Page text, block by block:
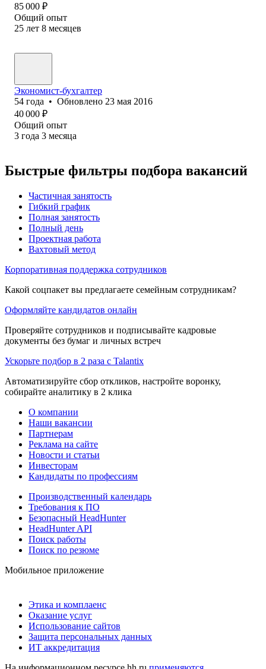
85 000 ₽
Общий опыт
25 лет 8 месяцев
Экономист-бухгалтер
54 года • Обновлено 23 мая 2016
40 000 ₽
Общий опыт
3 года 3 месяца
Быстрые фильтры подбора вакансий
Частичная занятость
Гибкий график
Полная занятость
Полный день
Проектная работа
Вахтовый метод
Корпоративная поддержка сотрудников
Какой соцпакет вы предлагаете семейным сотрудникам?
Оформляйте кандидатов онлайн
Проверяйте сотрудников и подписывайте кадровые
документы без бумаг и личных встреч
Ускорьте подбор в 2 раза с Talantix
Автоматизируйте сбор откликов, настройте воронку,
собирайте аналитику в 2 клика
О компании
Наши вакансии
Партнерам
Реклама на сайте
Новости и статьи
Инвесторам
Кандидаты по профессиям
Производственный календарь
Требования к ПО
Безопасный HeadHunter
HeadHunter API
Поиск работы
Поиск по резюме
Мобильное приложение
Этика и комплаенс
Оказание услуг
Использование сайтов
Защита персональных данных
ИТ аккредитация